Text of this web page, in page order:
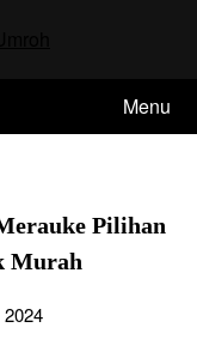
Menu
Pilihan
Murah